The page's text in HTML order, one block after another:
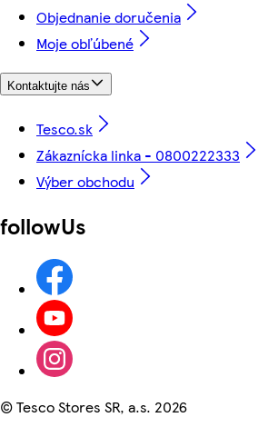
Objednanie doručenia
Moje obľúbené
Kontaktujte nás
Tesco.sk
Zákaznícka linka - 0800222333
Výber obchodu
followUs
©Tesco Stores SR, a.s. 2026